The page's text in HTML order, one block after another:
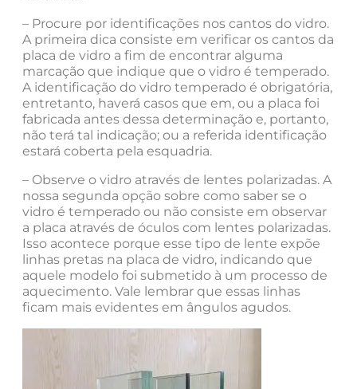
– Procure por identificações nos cantos do vidro.
A primeira dica consiste em verificar os cantos da
placa de vidro a fim de encontrar alguma
marcação que indique que o vidro é temperado.
A identificação do vidro temperado é obrigatória,
entretanto, haverá casos que em, ou a placa foi
fabricada antes dessa determinação e, portanto,
não terá tal indicação; ou a referida identificação
estará coberta pela esquadria.
– Observe o vidro através de lentes polarizadas. A
nossa segunda opção sobre como saber se o
vidro é temperado ou não consiste em observar
a placa através de óculos com lentes polarizadas.
Isso acontece porque esse tipo de lente expõe
linhas pretas na placa de vidro, indicando que
aquele modelo foi submetido à um processo de
aquecimento. Vale lembrar que essas linhas
ficam mais evidentes em ângulos agudos.